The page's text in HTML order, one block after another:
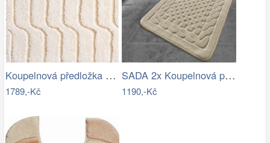
Koupelnová předložka VOGUE
1789,-Kč
SADA 2x Koupelnová předložka BAMBI 60…
1190,-Kč